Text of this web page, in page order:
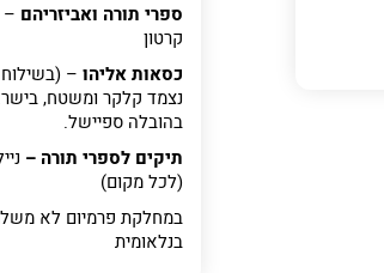
ספרי תורה ואביזריהם –
קרטון
כסאות אליהו– (בשילוח
נצמד קלקר ומשטח,
בהובלה ספיישל.
תיקים לספרי תורה –
(לכל מקום)
במחלקת פרמיום לא
בנלאומית